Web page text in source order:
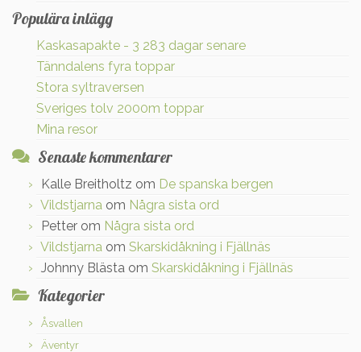
Populära inlägg
Kaskasapakte - 3 283 dagar senare
Tänndalens fyra toppar
Stora syltraversen
Sveriges tolv 2000m toppar
Mina resor
Senaste kommentarer
Kalle Breitholtz om De spanska bergen
Vildstjarna om Några sista ord
Petter om Några sista ord
Vildstjarna om Skarskidåkning i Fjällnäs
Johnny Blästa om Skarskidåkning i Fjällnäs
Kategorier
Åsvallen
Äventyr